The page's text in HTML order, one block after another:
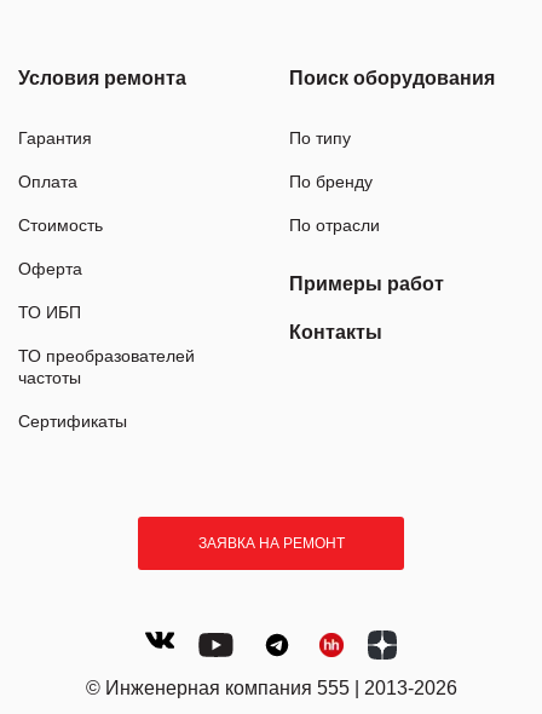
Условия ремонта
Гарантия
Оплата
Стоимость
Оферта
ТО ИБП
ТО преобразователей
частоты
Сертификаты
Поиск оборудования
По типу
По бренду
По отрасли
Примеры работ
Контакты
ЗАЯВКА НА РЕМОНТ
© Инженерная компания 555 | 2013-2026